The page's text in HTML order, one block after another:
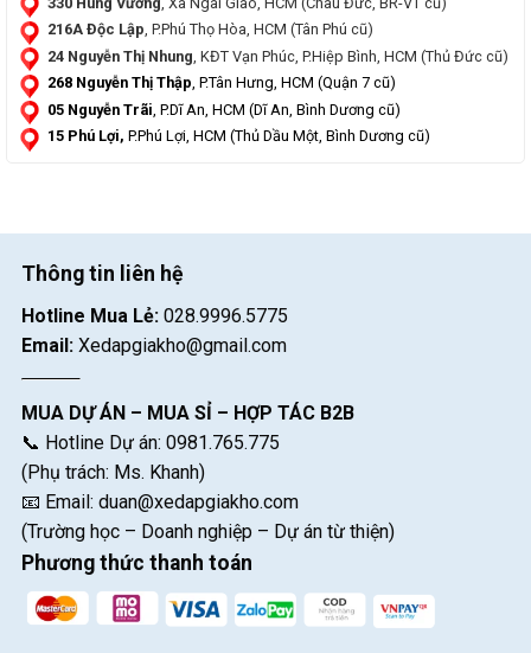
216A Độc Lập, P.Phú Thọ Hòa, HCM (Tân Phú cũ)
24 Nguyễn Thị Nhung , KĐT Vạn Phúc, P.Hiệp Bình, HCM (Thủ Đức cũ)
268 Nguyễn Thị Thập, P.Tân Hưng, HCM (Quận 7 cũ)
05 Nguyễn Trãi , P.Dĩ An, HCM (Dĩ An, Bình Dương cũ)
15 Phú Lợi, P.Phú Lợi, HCM (Thủ Dầu Một, Bình Dương cũ)
Thông tin liên hệ
Hotline Mua Lẻ: 028.9996.5775
Email: Xedapgiakho@gmail.com
MUA DỰ ÁN – MUA SỈ – HỢP TÁC B2B
📞 Hotline Dự án: 0981.765.775
(Phụ trách: Ms. Khanh)
📧 Email: duan@xedapgiakho.com
(Trường học – Doanh nghiệp – Dự án từ thiện)
Phương thức thanh toán